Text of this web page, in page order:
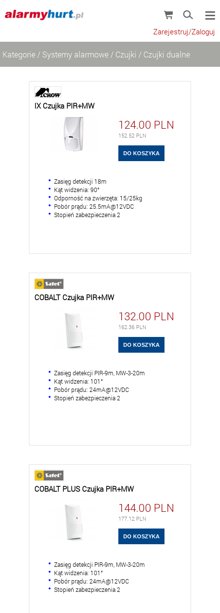
Zarejestruj/Zaloguj
Kategorie / Systemy alarmowe / Czujki / Czujki dualne
IX Czujka PIR+MW
124.00 PLN
152.52 PLN
Zasięg detekcji 18m
Kąt widzenia: 90°
Odporność na zwierzęta: 15/25kg
Pobór prądu: 25.5mA@12VDC
Stopień zabezpieczenia 2
COBALT Czujka PIR+MW
132.00 PLN
162.36 PLN
Zasięg detekcji PIR-9m, MW-3-20m
Kąt widzenia: 101°
Pobór prądu: 24mA@12VDC
Stopień zabezpieczenia 2
COBALT PLUS Czujka PIR+MW
144.00 PLN
177.12 PLN
Zasięg detekcji PIR-9m, MW-3-20m
Kąt widzenia: 101°
Pobór prądu: 24mA@12VDC
Stopień zabezpieczenia 2